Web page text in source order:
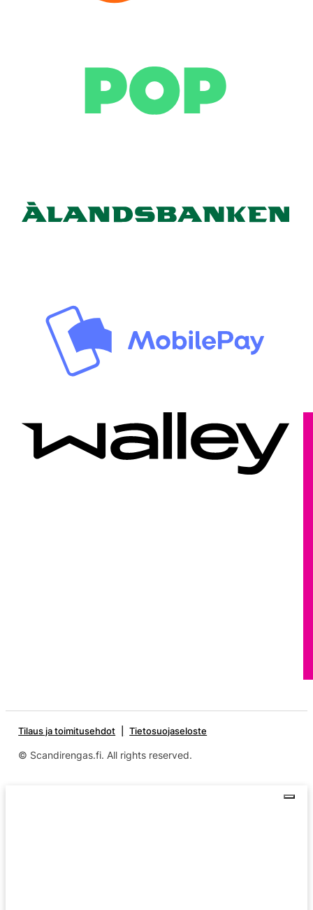
Tilaus ja toimitusehdot Tietosuojaseloste
© Scandirengas.fi. All rights reserved.